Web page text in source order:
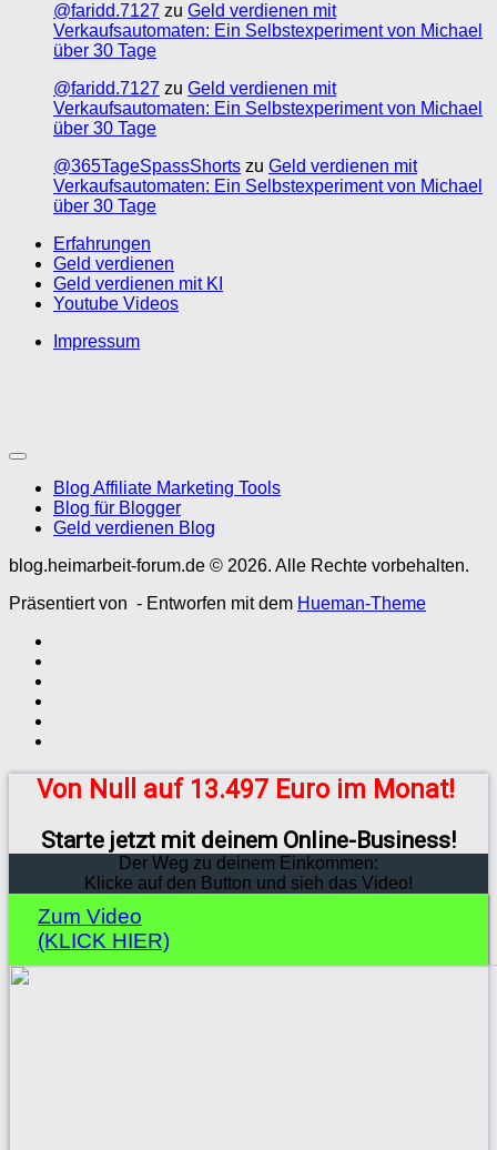
@faridd.7127 zu Geld verdienen mit
Verkaufsautomaten: Ein Selbstexperiment von Michael
über 30 Tage
@faridd.7127 zu Geld verdienen mit
Verkaufsautomaten: Ein Selbstexperiment von Michael
über 30 Tage
@365TageSpassShorts zu Geld verdienen mit
Verkaufsautomaten: Ein Selbstexperiment von Michael
über 30 Tage
Erfahrungen
Geld verdienen
Geld verdienen mit KI
Youtube Videos
Impressum
Blog Affiliate Marketing Tools
Blog für Blogger
Geld verdienen Blog
blog.heimarbeit-forum.de © 2026. Alle Rechte vorbehalten.
Präsentiert von - Entworfen mit dem Hueman-Theme
Von Null auf 13.497 Euro im Monat!
Starte jetzt mit deinem Online-Business!
Der Weg zu deinem Einkommen:
Klicke auf den Button und sieh das Video!
Zum Video
(KLICK HIER)